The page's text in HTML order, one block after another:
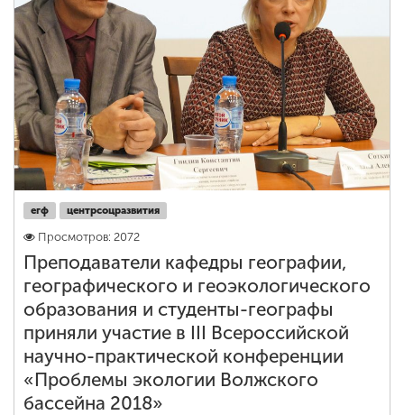
егф центрсоцразвития
Просмотров: 2072
Преподаватели кафедры географии,
географического и геоэкологического
образования и студенты-географы
приняли участие в III Всероссийской
научно-практической конференции
«Проблемы экологии Волжского
бассейна 2018»